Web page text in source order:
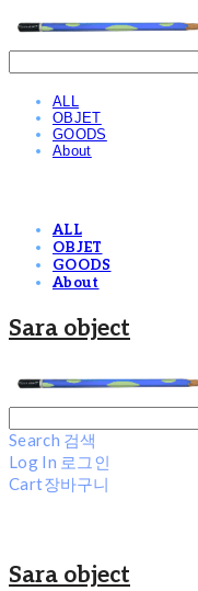
ALL
OBJET
GOODS
About
ALL
OBJET
GOODS
About
Sara object
Search 검색
Log In 로그인
Cart장바구니
Sara object